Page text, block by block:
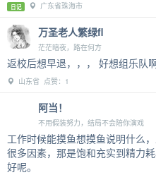
日记 广东省珠海市
万圣老人繁绿fl
茫茫暗夜，路在何方
返校后想早退，，， 好想组乐队
山东省 点赞：1
阿当！
不用假装努力，结局不会陪你演戏
工作时候能摸鱼想摸鱼说明什么
很多因素，那是饱和充实到精力
好呢。